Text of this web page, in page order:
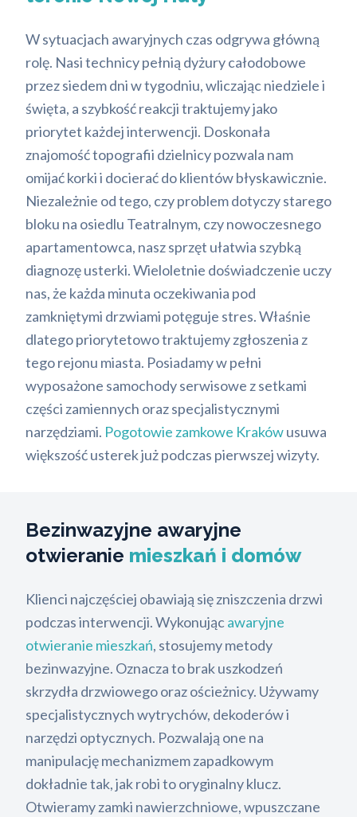
W sytuacjach awaryjnych czas odgrywa główną
rolę. Nasi technicy pełnią dyżury całodobowe
przez siedem dni w tygodniu, wliczając niedziele i
święta, a szybkość reakcji traktujemy jako
priorytet każdej interwencji. Doskonała
znajomość topografii dzielnicy pozwala nam
omijać korki i docierać do klientów błyskawicznie.
Niezależnie od tego, czy problem dotyczy starego
bloku na osiedlu Teatralnym, czy nowoczesnego
apartamentowca, nasz sprzęt ułatwia szybką
diagnozę usterki. Wieloletnie doświadczenie uczy
nas, że każda minuta oczekiwania pod
zamkniętymi drzwiami potęguje stres. Właśnie
dlatego priorytetowo traktujemy zgłoszenia z
tego rejonu miasta. Posiadamy w pełni
wyposażone samochody serwisowe z setkami
części zamiennych oraz specjalistycznymi
narzędziami. Pogotowie zamkowe Krakówusuwa
większość usterek już podczas pierwszej wizyty.
Bezinwazyjne awaryjne
otwieranie mieszkań i domów
Klienci najczęściej obawiają się zniszczenia drzwi
podczas interwencji. Wykonującawaryjne
otwieranie mieszkań, stosujemy metody
bezinwazyjne. Oznacza to brak uszkodzeń
skrzydła drzwiowego oraz ościeżnicy. Używamy
specjalistycznych wytrychów, dekoderów i
narzędzi optycznych. Pozwalają one na
manipulację mechanizmem zapadkowym
dokładnie tak, jak robi to oryginalny klucz.
Otwieramy zamki nawierzchniowe, wpuszczane